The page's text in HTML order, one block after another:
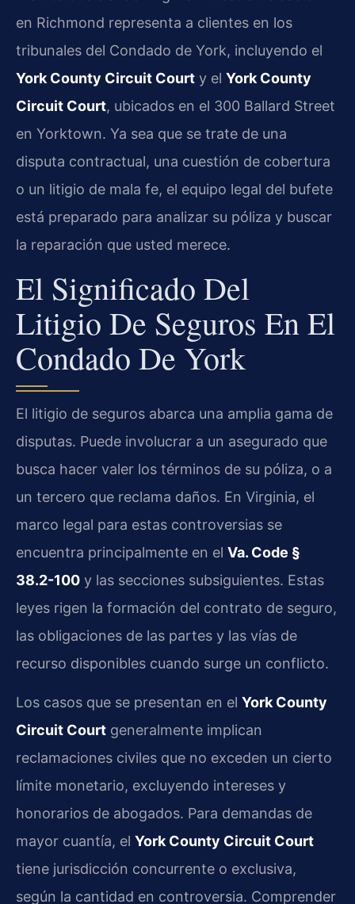
en Richmond representa a clientes en los
tribunales del Condado de York, incluyendo el
York County Circuit Court y el York County
Circuit Court, ubicados en el 300 Ballard Street
en Yorktown. Ya sea que se trate de una
disputa contractual, una cuestión de cobertura
o un litigio de mala fe, el equipo legal del bufete
está preparado para analizar su póliza y buscar
la reparación que usted merece.
El Significado Del
Litigio De Seguros En El
Condado De York
El litigio de seguros abarca una amplia gama de
disputas. Puede involucrar a un asegurado que
busca hacer valer los términos de su póliza, o a
un tercero que reclama daños. En Virginia, el
marco legal para estas controversias se
encuentra principalmente en el Va. Code §
38.2-100 y las secciones subsiguientes. Estas
leyes rigen la formación del contrato de seguro,
las obligaciones de las partes y las vías de
recurso disponibles cuando surge un conflicto.
Los casos que se presentan en el York County
Circuit Court generalmente implican
reclamaciones civiles que no exceden un cierto
límite monetario, excluyendo intereses y
honorarios de abogados. Para demandas de
mayor cuantía, el York County Circuit Court
tiene jurisdicción concurrente o exclusiva,
según la cantidad en controversia. Comprender